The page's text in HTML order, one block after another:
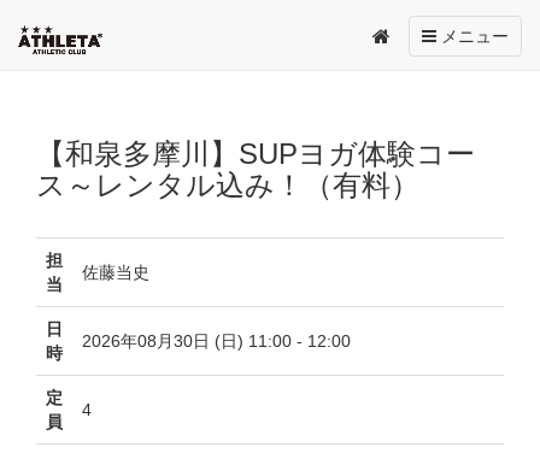
Toggle
navigation
メニュー
【和泉多摩川】SUPヨガ体験コー
ス～レンタル込み！（有料）
担
当
佐藤当史
日
時
2026年08月30日 (日) 11:00 - 12:00
定
員
4